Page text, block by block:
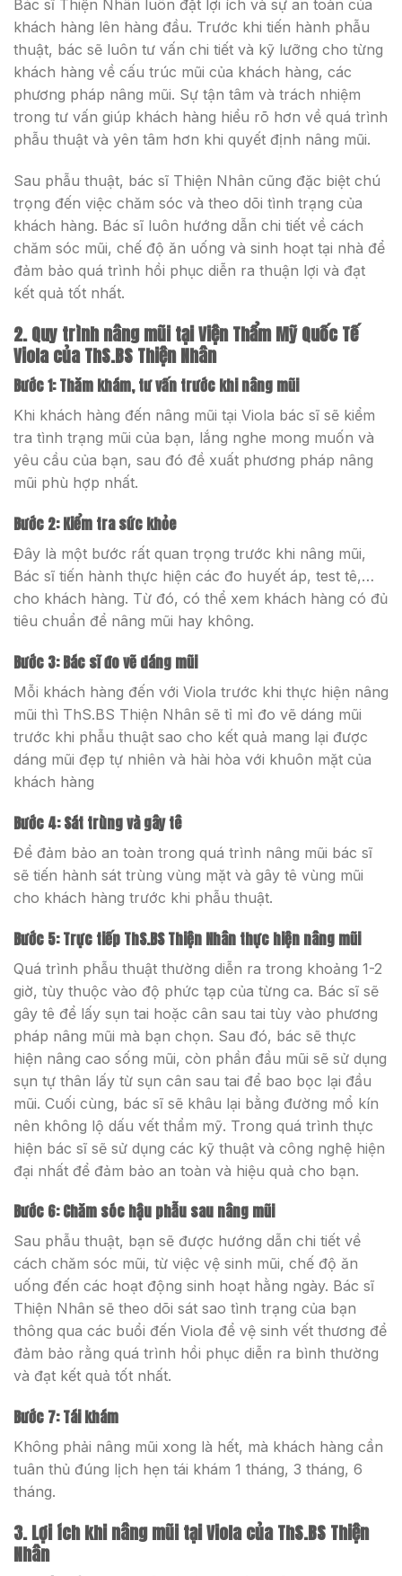
Bác sĩ Thiện Nhân luôn đặt lợi ích và sự an toàn của
khách hàng lên hàng đầu. Trước khi tiến hành phẫu
thuật, bác sẽ luôn tư vấn chi tiết và kỹ lưỡng cho từng
khách hàng về cấu trúc mũi của khách hàng, các
phương pháp nâng mũi. Sự tận tâm và trách nhiệm
trong tư vấn giúp khách hàng hiểu rõ hơn về quá trình
phẫu thuật và yên tâm hơn khi quyết định nâng mũi.
Sau phẫu thuật, bác sĩ Thiện Nhân cũng đặc biệt chú
trọng đến việc chăm sóc và theo dõi tình trạng của
khách hàng. Bác sĩ luôn hướng dẫn chi tiết về cách
chăm sóc mũi, chế độ ăn uống và sinh hoạt tại nhà để
đảm bảo quá trình hồi phục diễn ra thuận lợi và đạt
kết quả tốt nhất.
2. Quy trình nâng mũi tại Viện Thẩm Mỹ Quốc Tế
Viola của ThS.BS Thiện Nhân
Bước 1: Thăm khám, tư vấn trước khi nâng mũi
Khi khách hàng đến nâng mũi tại Viola bác sĩ sẽ kiểm
tra tình trạng mũi của bạn, lắng nghe mong muốn và
yêu cầu của bạn, sau đó đề xuất phương pháp nâng
mũi phù hợp nhất.
Bước 2: Kiểm tra sức khỏe
Đây là một bước rất quan trọng trước khi nâng mũi,
Bác sĩ tiến hành thực hiện các đo huyết áp, test tê,…
cho khách hàng. Từ đó, có thể xem khách hàng có đủ
tiêu chuẩn để nâng mũi hay không.
Bước 3: Bác sĩ đo vẽ dáng mũi
Mỗi khách hàng đến với Viola trước khi thực hiện nâng
mũi thì ThS.BS Thiện Nhân sẽ tỉ mỉ đo vẽ dáng mũi
trước khi phẫu thuật sao cho kết quả mang lại được
dáng mũi đẹp tự nhiên và hài hòa với khuôn mặt của
khách hàng
Bước 4: Sát trùng và gây tê
Để đảm bảo an toàn trong quá trình nâng mũi bác sĩ
sẽ tiến hành sát trùng vùng mặt và gây tê vùng mũi
cho khách hàng trước khi phẫu thuật.
Bước 5: Trực tiếp ThS.BS Thiện Nhân thực hiện nâng mũi
Quá trình phẫu thuật thường diễn ra trong khoảng 1-2
giờ, tùy thuộc vào độ phức tạp của từng ca. Bác sĩ sẽ
gây tê để lấy sụn tai hoặc cân sau tai tùy vào phương
pháp nâng mũi mà bạn chọn. Sau đó, bác sẽ thực
hiện nâng cao sống mũi, còn phần đầu mũi sẽ sử dụng
sụn tự thân lấy từ sụn cân sau tai để bao bọc lại đầu
mũi. Cuối cùng, bác sĩ sẽ khâu lại bằng đường mổ kín
nên không lộ dấu vết thẩm mỹ. Trong quá trình thực
hiện bác sĩ sẽ sử dụng các kỹ thuật và công nghệ hiện
đại nhất để đảm bảo an toàn và hiệu quả cho bạn.
Bước 6: Chăm sóc hậu phẫu sau nâng mũi
Sau phẫu thuật, bạn sẽ được hướng dẫn chi tiết về
cách chăm sóc mũi, từ việc vệ sinh mũi, chế độ ăn
uống đến các hoạt động sinh hoạt hằng ngày. Bác sĩ
Thiện Nhân sẽ theo dõi sát sao tình trạng của bạn
thông qua các buổi đến Viola để vệ sinh vết thương để
đảm bảo rằng quá trình hồi phục diễn ra bình thường
và đạt kết quả tốt nhất.
Bước 7: Tái khám
Không phải nâng mũi xong là hết, mà khách hàng cần
tuân thủ đúng lịch hẹn tái khám 1 tháng, 3 tháng, 6
tháng.
3. Lợi ích khi nâng mũi tại Viola của ThS.BS Thiện
Nhân